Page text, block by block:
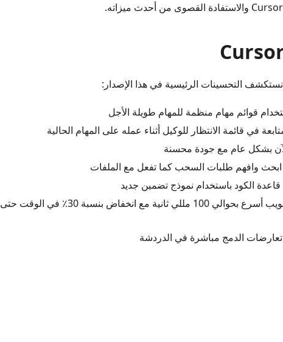
التحسينات الرئيسية في هذا الإصدار:
قوائم مهام منظمة للمهام طويلة الأجل
في قائمة الانتظار للوكيل أثناء عمله على المهام الحالية
بشكل عام مع جودة محسنة
وافهم طلبات السحب كما تفعل مع الملفات
الكود باستخدام نموذج تضمين جديد
: إكمال علامة التبويب أسرع بحوالي 100 مللي ثانية مع انخفاض بنسبة 30٪ في الوقت حتى
الدمج مباشرة في الدردشة